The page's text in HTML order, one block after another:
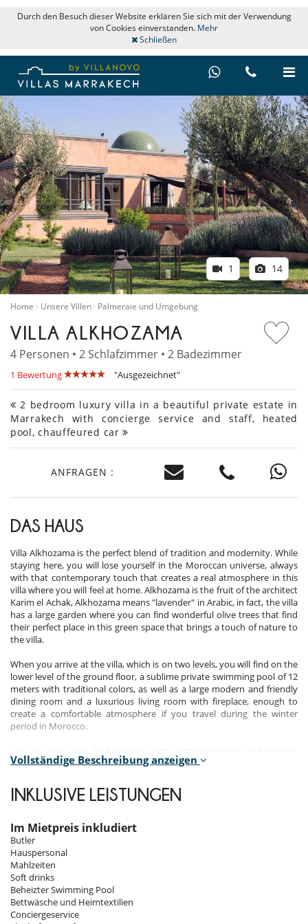
Durch den Besuch dieser Website erklären Sie sich mit der Verwendung
von Cookies einverstanden. Mehr
Schließen
1 14
Home Unsere Villen Palmeraie und Umgebung
VILLA ALKHOZAMA
4 Personen • 2 Schlafzimmer • 2 Badezimmer
1 Bewertung "Ausgezeichnet"
2 bedroom luxury villa in a beautiful private estate in
Marrakech with concierge service and staff, heated
pool, chauffeured car
ANFRAGEN :
DAS HAUS
Villa Alkhozama is the perfect blend of tradition and modernity. While
staying here, you will lose yourself in the Moroccan universe, always
with that contemporary touch that creates a real atmosphere in this
villa where you will feel at home. Alkhozama is the fruit of the architect
Karim el Achak, Alkhozama means "lavender" in Arabic, in fact, the villa
has a large garden where you can find wonderful olive trees that find
their perfect place in this green space that brings a touch of nature to
the villa.
When you arrive at the villa, which is on two levels, you will find on the
lower level of the ground floor, a sublime private swimming pool of 12
meters with traditional colors, as well as a large modern and friendly
dining room and a luxurious living room with fireplace, enough to
create a comfortable atmosphere if you travel during the winter
period in Morocco.
decoration to stay in the theme of a trip to Morocco. Both rooms have
couple of friends. The rooms also offer underfloor heating, or air
conditioning for the summer period. You will be delighted by the small
Marrakech.
In order to make your stay as enjoyable as possible, the villa offers the
services of a chef who will delight you with local dishes made with
fresh produce, as well as a house staff. You have the possibility to
choose your menu in advance and adapt it in case you travel with
children, all so that you only have to enjoy your holiday without
worrying about the details.
Vollständige Beschreibung anzeigen
INKLUSIVE LEISTUNGEN
Im Mietpreis inkludiert
Butler
Hauspersonal
Mahlzeiten
Soft drinks
Beheizter Swimming Pool
Bettwäsche und Heimtextilien
Conciergeservice